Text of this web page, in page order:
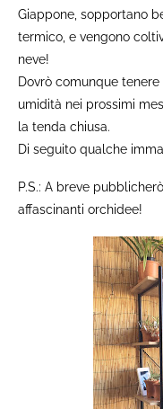
Giappone, sopportano
termico, e vengono
neve!
Dovrò comunque
umidità nei prossimi
la tenda chiusa.
Di seguito qualche
P.S.: A breve
affascinanti orchidee!